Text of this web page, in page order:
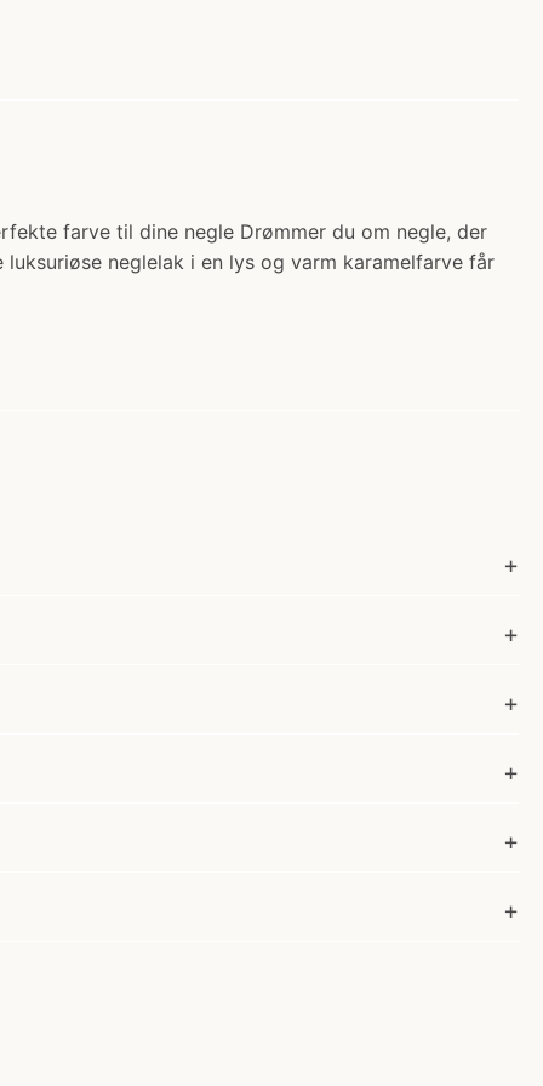
farve til dine negle Drømmer du om negle, der
neglelak i en lys og varm karamelfarve får